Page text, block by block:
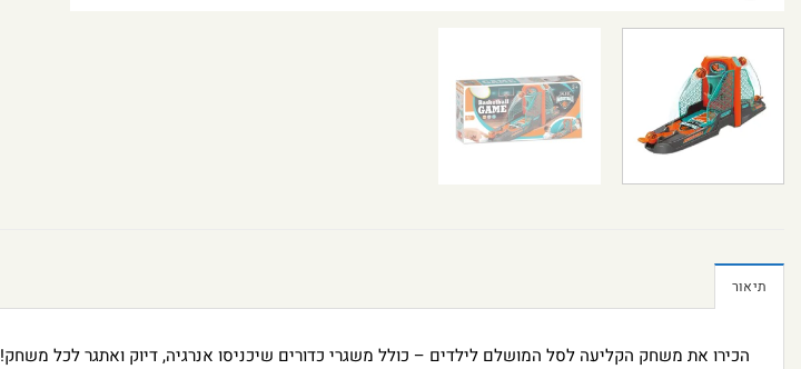
תיאור
הכירו את משחק הקליעה לסל המושלם לילדים – כולל משגרי כדורים שיכניסו אנרגיה, דיוק ואתגר לכל משחק!